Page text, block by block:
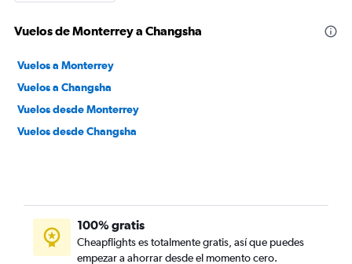
Vuelos de Monterrey a Changsha
Vuelos a Monterrey
Vuelos a Changsha
Vuelos desde Monterrey
Vuelos desde Changsha
100% gratis
Cheapflights es totalmente gratis, así que puedes
empezar a ahorrar desde el momento cero.